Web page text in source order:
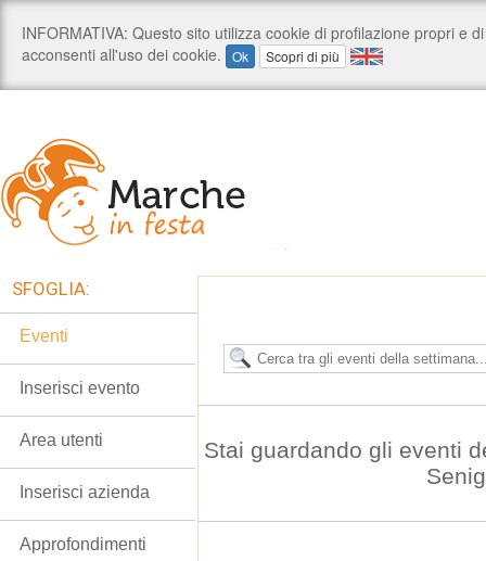
Stai guardando gli eventi
SFOGLIA:
Eventi
Inserisci evento
Area utenti
Inserisci azienda
Approfondimenti